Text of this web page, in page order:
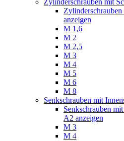
anzeigen
M 1,6
M 2
M 2,5
M 3
M 4
M 5
M 6
M 8
Senkschrauben mit
Senkschrauben
A2 anzeigen
M 3
M 4